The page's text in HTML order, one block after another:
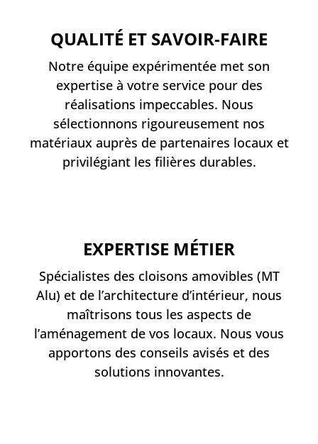
QUALITÉ ET SAVOIR-FAIRE
Notre équipe expérimentée met son
expertise à votre service pour des
réalisations impeccables. Nous
sélectionnons rigoureusement nos
matériaux auprès de partenaires locaux et
privilégiant les filières durables.
EXPERTISE MÉTIER
Spécialistes des cloisons amovibles (MT
Alu) et de l’architecture d’intérieur, nous
maîtrisons tous les aspects de
l’aménagement de vos locaux. Nous vous
apportons des conseils avisés et des
solutions innovantes.